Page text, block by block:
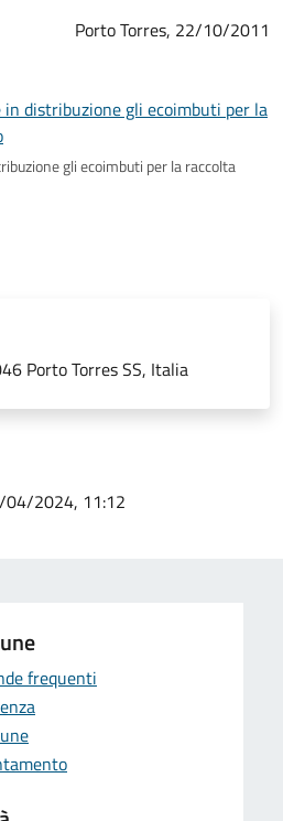
Porto Torres, 22/10/2011
gli ecoimbuti per la raccolta
Porto Torres SS, Italia
04/2024, 11:12
frequenti